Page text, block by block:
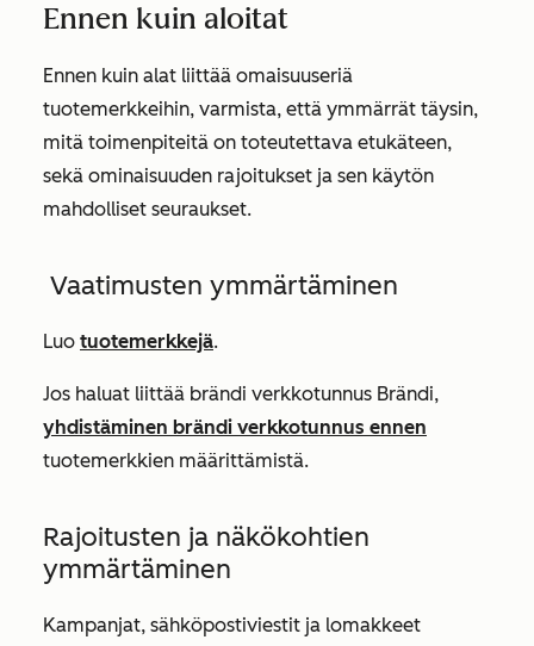
Ennen kuin aloitat
Ennen kuin alat liittää omaisuuseriä
tuotemerkkeihin, varmista, että ymmärrät täysin,
mitä toimenpiteitä on toteutettava etukäteen,
sekä ominaisuuden rajoitukset ja sen käytön
mahdolliset seuraukset.
Vaatimusten ymmärtäminen
Luo tuotemerkkejä.
Jos haluat liittää brändi verkkotunnus Brändi,
yhdistäminen brändi verkkotunnus ennen
tuotemerkkien määrittämistä.
Rajoitusten ja näkökohtien
ymmärtäminen
Kampanjat, sähköpostiviestit ja lomakkeet